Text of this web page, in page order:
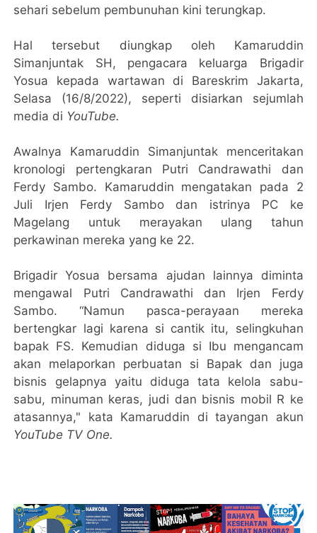
sehari sebelum pembunuhan kini terungkap.
Hal tersebut diungkap oleh Kamaruddin
Simanjuntak SH, pengacara keluarga Brigadir
Yosua kepada wartawan di Bareskrim Jakarta,
Selasa (16/8/2022), seperti disiarkan sejumlah
media di YouTube.
Awalnya Kamaruddin Simanjuntak menceritakan
kronologi pertengkaran Putri Candrawathi dan
Ferdy Sambo. Kamaruddin mengatakan pada 2
Juli Irjen Ferdy Sambo dan istrinya PC ke
Magelang untuk merayakan ulang tahun
perkawinan mereka yang ke 22.
Brigadir Yosua bersama ajudan lainnya diminta
mengawal Putri Candrawathi dan Irjen Ferdy
Sambo. “Namun pasca-perayaan mereka
bertengkar lagi karena si cantik itu, selingkuhan
bapak FS. Kemudian diduga si Ibu mengancam
akan melaporkan perbuatan si Bapak dan juga
bisnis gelapnya yaitu diduga tata kelola sabu-
sabu, minuman keras, judi dan bisnis mobil R ke
atasannya," kata Kamaruddin di tayangan akun
YouTube TV One.